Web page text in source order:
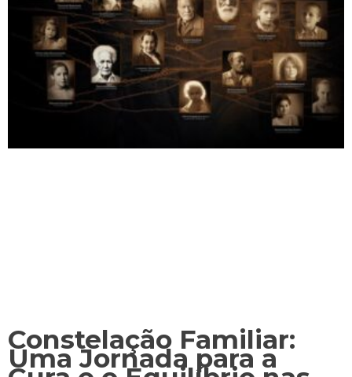
Constelação Familiar:
Uma Jornada para a